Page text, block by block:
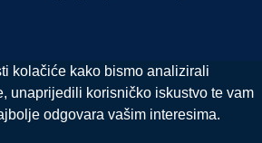
kolačiće kako bismo analizirali
unaprijedili korisničko iskustvo te vam
odgovara vašim interesima.